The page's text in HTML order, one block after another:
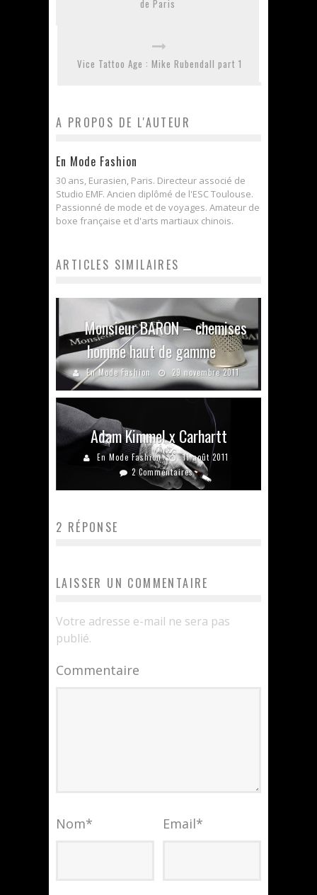
de Paris
Vice Tattoo Age : Mike Rubendall part 1
A PROPOS DE L'AUTEUR
En Mode Fashion
30 ans, Eurasien, Paris. Directeur associé de
Studio EMF. Ancien diplômé de l'ESC Toulouse.
Passionné de mode et de voyages. Amateur de
boxe française et d'arts martiaux chinois.
ARTICLES SIMILAIRES
Monsieur BARON – chemises
homme haut de gamme
En Mode Fashion 29 novembre 2011
Adam Kimmel x Carhartt
En Mode Fashion
11 août 2011
2 Commentaires
2 RÉPONSE
LAISSER UN COMMENTAIRE
Votre adresse e-mail ne sera pas
publié.
Commentaire
Nom* Email*